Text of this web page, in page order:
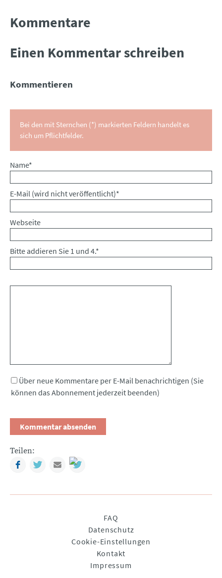
Kommentare
Einen Kommentar schreiben
Kommentieren
Bei den mit Sternchen (*) markierten Feldern handelt es
sich um Pflichtfelder.
Pflichtfeld
Name*
Pflichtfeld
E-Mail (wird nicht veröffentlicht)*
Webseite
Bitte addieren Sie 1 und 4.*
Über neue Kommentare per E-Mail benachrichtigen (Sie
können das Abonnement jederzeit beenden)
Teilen:
FacebookTwitterMail
FAQ
Datenschutz
Cookie-Einstellungen
Kontakt
Impressum